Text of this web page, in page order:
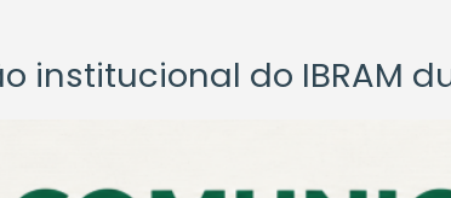
institucional do IBRAM